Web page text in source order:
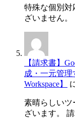
特殊な個別対
ざいません。
【請求書】
成・一元管理
Workspace】
素晴らしいツ
ざいます。